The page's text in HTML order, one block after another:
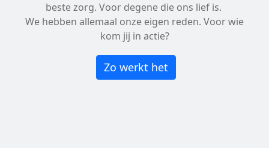
beste zorg. Voor degene die ons lief is.
We hebben allemaal onze eigen reden. Voor wie
kom jij in actie?
Zo werkt het